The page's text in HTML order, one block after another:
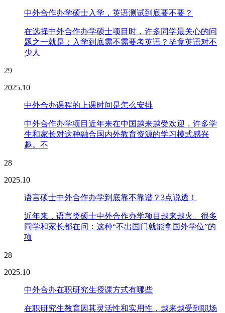
中外合作办学硕士入学，英语测试到底要不要？
在选择中外合作办学硕士项目时，许多同学最关心的问
题之一就是：入学到底需不需要考英语？毕竟英语对不
少人
29
2025.10
中外合办课程的上课时间是怎么安排
中外合作办学项目近年来在中国越来越受欢迎，许多学
生和家长对这种融合国内外教育资源的学习模式感兴
趣。不
28
2025.10
语言硕士中外合作办学到底靠不靠谱？3点说透！
近年来，语言类硕士中外合作办学项目越来越火。很多
同学和家长都在问：这种“不出国门就能拿国外学位”的
项
28
2025.10
中外合办在职研究生授课方式有哪些
在职研究生教育因其灵活性和实用性，越来越受到职场